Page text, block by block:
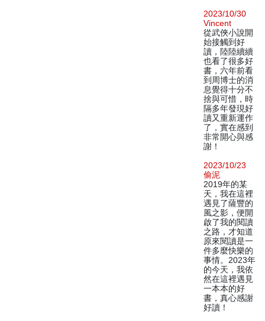
2023/10/30
Vincent
從武俠小說開
始接觸到好
讀，陸陸續續
也看了很多好
書，六年前看
到周博士的消
息覺得十分不
捨與可惜，時
隔多年發現好
讀又重新運作
了，實在感到
非常開心與感
謝！
2023/10/23
偷泥
2019年的某
天，我在這裡
遇見了薩豐的
風之影，便開
啟了我的閱讀
之路，才知道
原來閱讀是一
件多麼快樂的
事情。2023年
的今天，我依
然在這裡遇見
一本本的好
書，真心感謝
好讀！